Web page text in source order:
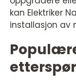
kan Elektriker
installasjon av